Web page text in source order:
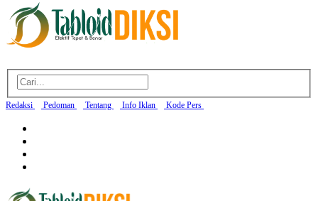
Redaksi Pedoman Tentang Info Iklan Kode Pers